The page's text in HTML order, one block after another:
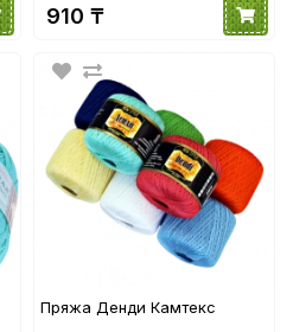
910 ₸
Пряжа Денди Камтекс